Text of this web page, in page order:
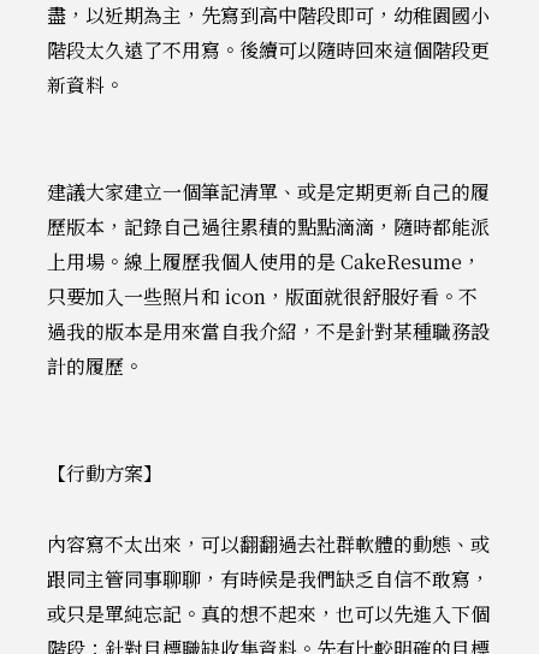
盡，以近期為主，先寫到高中階段即可，幼稚園國小
階段太久遠了不用寫。後續可以隨時回來這個階段更
新資料。
建議大家建立一個筆記清單、或是定期更新自己的履
歷版本，記錄自己過往累積的點點滴滴，隨時都能派
上用場。線上履歷我個人使用的是 CakeResume，
只要加入一些照片和 icon，版面就很舒服好看。不
過我的版本是用來當自我介紹，不是針對某種職務設
計的履歷。
【行動方案】
內容寫不太出來，可以翻翻過去社群軟體的動態、或
跟同主管同事聊聊，有時候是我們缺乏自信不敢寫，
或只是單純忘記。真的想不起來，也可以先進入下個